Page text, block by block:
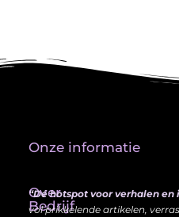
Over
Bedrijf
“Dé hotspot voor verhalen en
vol prikkelende artikelen,
Onze informatie